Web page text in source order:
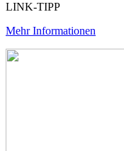
LINK-TIPP
Mehr Informationen